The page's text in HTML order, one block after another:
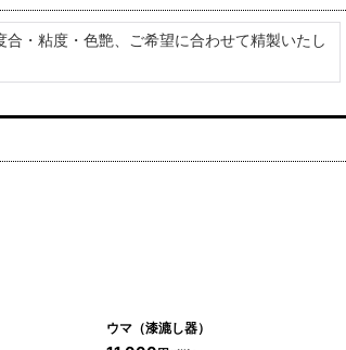
・粘度・色艶、ご希望に合わせて精製いたし
ウマ（漆漉し器）